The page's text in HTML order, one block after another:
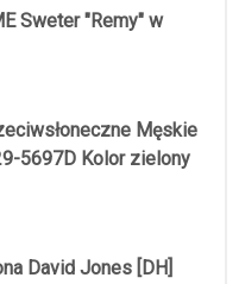
Sweter "Remy" w
Męskie
5697D Kolor zielony
David Jones [DH]